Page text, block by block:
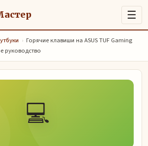
☰
› Горячие клавиши на ASUS TUF Gaming
руководство
💻